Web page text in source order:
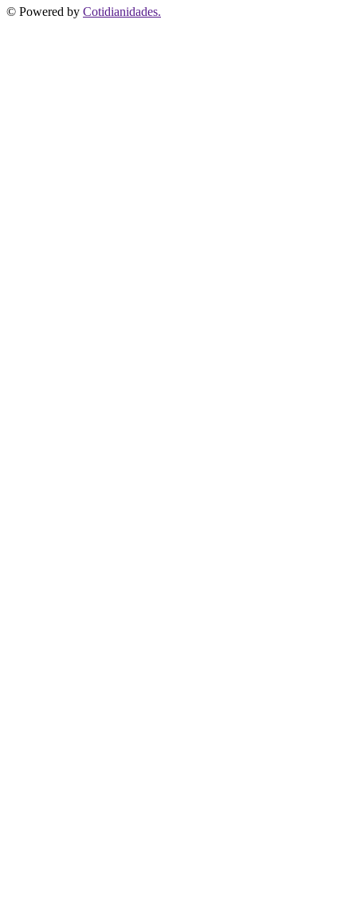
© Powered by Cotidianidades.